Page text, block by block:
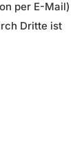
per E-Mail)
Dritte ist